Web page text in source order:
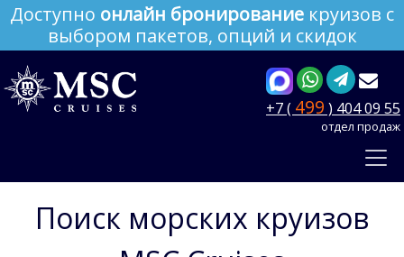
Доступно онлайн бронирование круизов с
выбором пакетов, опций и скидок
+7 ( 499 ) 404 09 55
отдел продаж
Поиск морских круизов